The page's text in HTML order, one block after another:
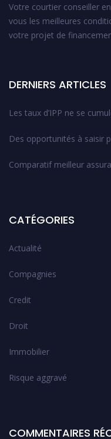
Votre courtier conseiller
vous les meilleures
votre projet de
DERNIERS ARTICLES
Les taux d’IPP ne se
Des opportunités à saisir
Comparatif meilleur
CATÉGORIES
Actualité
Compagnies
Credit
Droit
Immobilier
Risque aggravé
COMMENTAIRES